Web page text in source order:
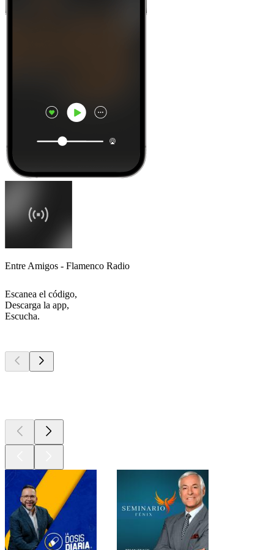
Entre Amigos - Flamenco Radio
Escanea el código,
Descarga la app,
Escucha.